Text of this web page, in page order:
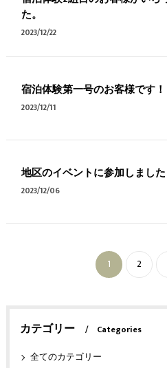
た。
2023/12/22
宿泊体験第一号のお客様です！
2023/12/11
地区のイベントに参加しました
2023/12/06
1 2
カテゴリー
Categories
全てのカテゴリー